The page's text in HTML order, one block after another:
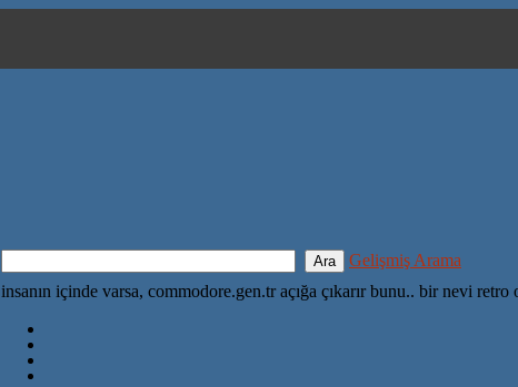
Gelişmiş Arama
insanın içinde varsa, commodore.gen.tr açığa çıkarır bunu.. bir nevi retro